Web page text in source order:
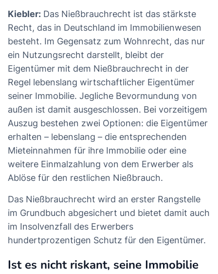
Kiebler: Das Nießbrauchrecht ist das stärkste
Recht, das in Deutschland im Immobilienwesen
besteht. Im Gegensatz zum Wohnrecht, das nur
ein Nutzungsrecht darstellt, bleibt der
Eigentümer mit dem Nießbrauchrecht in der
Regel lebenslang wirtschaftlicher Eigentümer
seiner Immobilie. Jegliche Bevormundung von
außen ist damit ausgeschlossen. Bei vorzeitigem
Auszug bestehen zwei Optionen: die Eigentümer
erhalten – lebenslang – die entsprechenden
Mieteinnahmen für ihre Immobilie oder eine
weitere Einmalzahlung von dem Erwerber als
Ablöse für den restlichen Nießbrauch.
Das Nießbrauchrecht wird an erster Rangstelle
im Grundbuch abgesichert und bietet damit auch
im Insolvenzfall des Erwerbers
hundertprozentigen Schutz für den Eigentümer.
Ist es nicht riskant, seine Immobilie